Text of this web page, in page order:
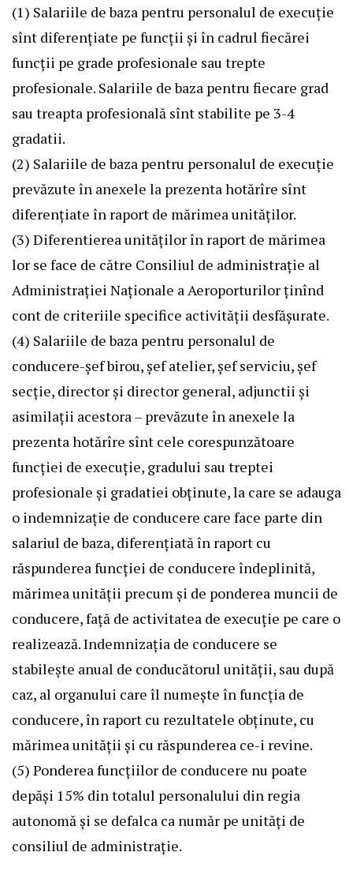
(1) Salariile de baza pentru personalul de execuţie
sînt diferenţiate pe funcţii şi în cadrul fiecărei
funcţii pe grade profesionale sau trepte
profesionale. Salariile de baza pentru fiecare grad
sau treapta profesională sînt stabilite pe 3-4
gradatii.
(2) Salariile de baza pentru personalul de execuţie
prevăzute în anexele la prezenta hotărîre sînt
diferenţiate în raport de mărimea unităţilor.
(3) Diferentierea unităţilor în raport de mărimea
lor se face de către Consiliul de administraţie al
Administraţiei Naţionale a Aeroporturilor ţinînd
cont de criteriile specifice activităţii desfăşurate.
(4) Salariile de baza pentru personalul de
conducere-şef birou, şef atelier, şef serviciu, şef
secţie, director şi director general, adjunctii şi
asimilaţii acestora – prevăzute în anexele la
prezenta hotărîre sînt cele corespunzătoare
funcţiei de execuţie, gradului sau treptei
profesionale şi gradatiei obţinute, la care se adauga
o indemnizaţie de conducere care face parte din
salariul de baza, diferenţiată în raport cu
răspunderea funcţiei de conducere îndeplinită,
mărimea unităţii precum şi de ponderea muncii de
conducere, faţă de activitatea de execuţie pe care o
realizează. Indemnizaţia de conducere se
stabileşte anual de conducătorul unităţii, sau după
caz, al organului care îl numeşte în funcţia de
conducere, în raport cu rezultatele obţinute, cu
mărimea unităţii şi cu răspunderea ce-i revine.
(5) Ponderea funcţiilor de conducere nu poate
depăşi 15% din totalul personalului din regia
autonomă şi se defalca ca număr pe unităţi de
consiliul de administraţie.